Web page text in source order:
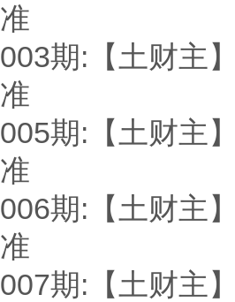
准
003期:【土财主
准
005期:【土财主
准
006期:【土财主
准
007期:【土财主